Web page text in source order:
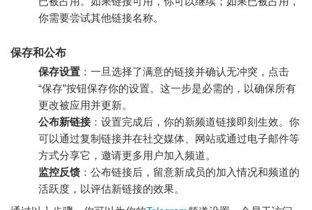
你需要尝试其他链接名称。
保存和公布
保存设置 ：一旦选择了满意的链接并确认无冲突，点击
“保存”按钮保存你的设置。这一步是必需的，以确保所有
更改被应用并更新。
公布新链接 ：设置完成后，你的新频道链接即刻生效。你
可以通过复制链接并在社交媒体、网站或通过电子邮件等
方式分享它，邀请更多用户加入频道。
监控反馈 ：公布链接后，留意新成员的加入情况和频道的
活跃度，以评估新链接的效果。